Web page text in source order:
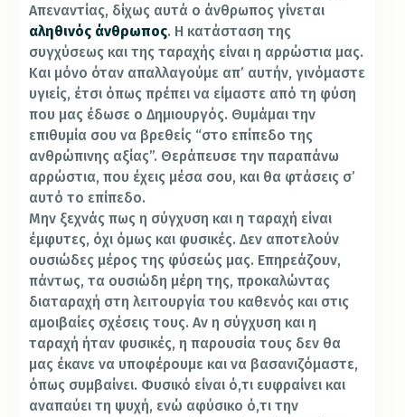
Απεναντίας, δίχως αυτά ο άνθρωπος γίνεται
αληθινός άνθρωπος. Η κατάσταση της
συγχύσεως και της ταραχής είναι η αρρώστια μας.
Και μόνο όταν απαλλαγούμε απ’ αυτήν, γινόμαστε
υγιείς, έτσι όπως πρέπει να είμαστε από τη φύση
που μας έδωσε ο Δημιουργός. Θυμάμαι την
επιθυμία σου να βρεθείς “στο επίπεδο της
ανθρώπινης αξίας”. Θεράπευσε την παραπάνω
αρρώστια, που έχεις μέσα σου, και θα φτάσεις σ’
αυτό το επίπεδο.
Μην ξεχνάς πως η σύγχυση και η ταραχή είναι
έμφυτες, όχι όμως και φυσικές. Δεν αποτελούν
ουσιώδες μέρος της φύσεώς μας. Επηρεάζουν,
πάντως, τα ουσιώδη μέρη της, προκαλώντας
διαταραχή στη λειτουργία του καθενός και στις
αμοιβαίες σχέσεις τους. Αν η σύγχυση και η
ταραχή ήταν φυσικές, η παρουσία τους δεν θα
μας έκανε να υποφέρουμε και να βασανιζόμαστε,
όπως συμβαίνει. Φυσικό είναι ό,τι ευφραίνει και
αναπαύει τη ψυχή, ενώ αφύσικο ό,τι την